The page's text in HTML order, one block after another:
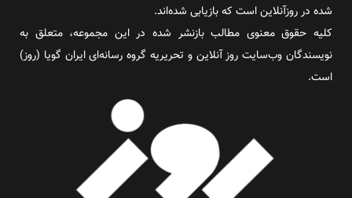
شده در روزآنلاین است که بازیابی شده‌اند.
کلیه حقوق معنوی مطالب بازنشر شده در این مجموعه، متعلق به
نویسندگان وب‌سایت روز آنلاین و تحریریه گروه رسانه‌ای ایران گویا (روز)
است.